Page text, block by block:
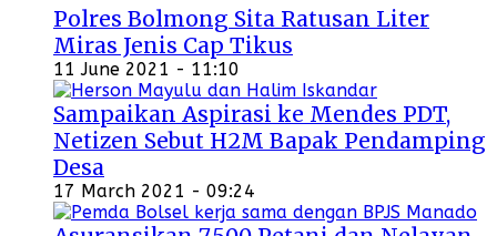
Polres Bolmong Sita Ratusan Liter
Miras Jenis Cap Tikus
11 June 2021 - 11:10
Sampaikan Aspirasi ke Mendes PDT,
Netizen Sebut H2M Bapak Pendamping
Desa
17 March 2021 - 09:24